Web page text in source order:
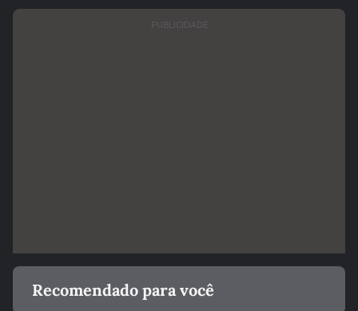
PUBLICIDADE
Recomendado para você